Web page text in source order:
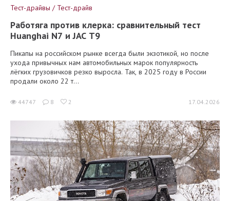
Тест-драйвы / Тест-драйв
Работяга против клерка: сравнительный тест
Huanghai N7 и JAC T9
Пикапы на российском рынке всегда были экзотикой, но после
ухода привычных нам автомобильных марок популярность
лёгких грузовичков резко выросла. Так, в 2025 году в России
продали около 22 т...
44747 8 2 17.04.2026